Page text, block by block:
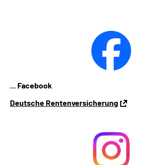
... Facebook
Deutsche Rentenversicherung